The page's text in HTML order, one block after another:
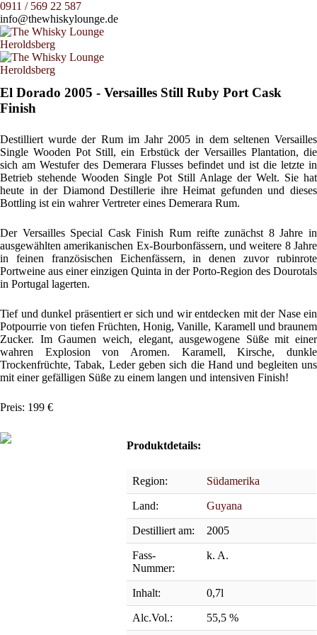
0911 / 569 22 587
info@thewhiskylounge.de
El Dorado 2005 - Versailles Still Ruby Port Cask
Finish
Destilliert wurde der Rum im Jahr 2005 in dem seltenen Versailles
Single Wooden Pot Still, ein Erbstück der Versailles Plantation, die
sich am Westufer des Demerara Flusses befindet und ist die letzte in
Betrieb stehende Wooden Single Pot Still Anlage der Welt. Sie hat
heute in der Diamond Destillerie ihre Heimat gefunden und dieses
Bottling ist ein wahrer Vertreter eines Demerara Rum.
Der Versailles Special Cask Finish Rum reifte zunächst 8 Jahre in
ausgewählten amerikanischen Ex-Bourbonfässern, und weitere 8 Jahre
in feinen französischen Eichenfässern, in denen zuvor rubinrote
Portweine aus einer einzigen Quinta in der Porto-Region des Dourotals
in Portugal lagerten.
Tief und dunkel präsentiert er sich und wir entdecken mit der Nase ein
Potpourrie von tiefen Früchten, Honig, Vanille, Karamell und braunem
Zucker. Im Gaumen weich, elegant, ausgewogene Süße mit einer
wahren Explosion von Aromen. Karamell, Kirsche, dunkle
Trockenfrüchte, Tabak, Leder geben sich die Hand und begleiten uns
mit einer gefälligen Süße zu einem langen und intensiven Finish!
Preis: 199 €
Produktdetails:
Region: Südamerika
Land: Guyana
Destilliert am: 2005
Fass-
Nummer:
k. A.
Inhalt: 0,7l
Alc.Vol.: 55,5 %